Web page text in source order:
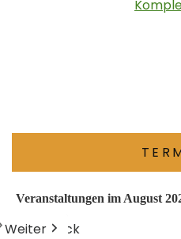
Veranstaltungen im August
Zurück
Heute
Weiter